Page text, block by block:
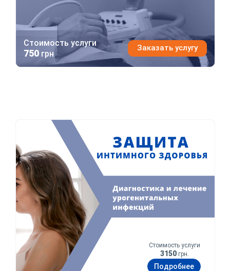
Стоимость услуги
750грн
Заказать услугу
Защита интимного здоровья
Стоимость услуги
3150 грн.
Подробнее